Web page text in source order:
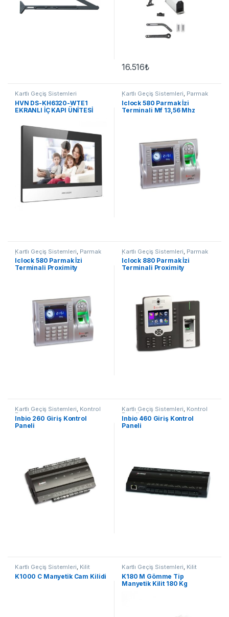
16.516₺
Kartlı Geçiş Sistemleri
HVN DS-KH6320-WTE1
EKRANLI İÇ KAPI ÜNİTESİ
Kartlı Geçiş Sistemleri, Parmak
İziIclock 580 Parmak İzi
Terminali Mf 13,56 Mhz
Kartlı Geçiş Sistemleri Parmak
İziIclock 580 Parmak İzi
Terminali Proximity
Kartlı Geçiş Sistemleri Parmak
İziIclock 880 Parmak İzi
Terminali Proximity
Kartlı Geçiş Sistemleri, Kontrol
Paneli
Inbio 260 Giriş Kontrol
Paneli
Kartlı Geçiş Sistemleri, Kontrol
Paneli
Inbio 460 Giriş Kontrol
Paneli
Kartlı Geçiş Sistemleri, Kilit
Grubu
K1000 C Manyetik Cam Kilidi
Kartlı Geçiş Sistemleri, Kilit
Grubu
K180 M Gömme Tip
Manyetik Kilit 180 Kg